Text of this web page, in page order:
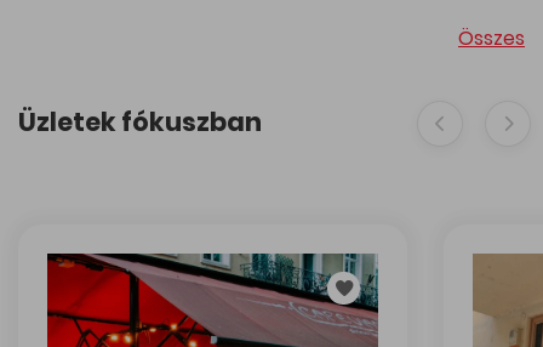
Összes
Üzletek fókuszban